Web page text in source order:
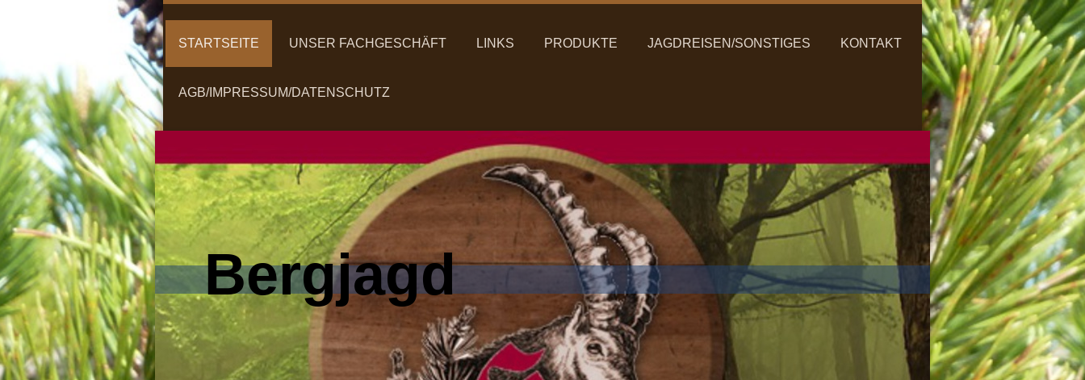
STARTSEITE UNSER FACHGESCHÄFT LINKS PRODUKTE JAGDREISEN/SONSTIGES KONTAKT
AGB/IMPRESSUM/DATENSCHUTZ
Bergjagd